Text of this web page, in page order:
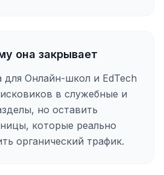
она закрывает
для Онлайн-школ и EdTech
в служебные и
но оставить
которые реально
органический трафик.